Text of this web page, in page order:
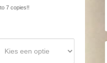
7 copies!!